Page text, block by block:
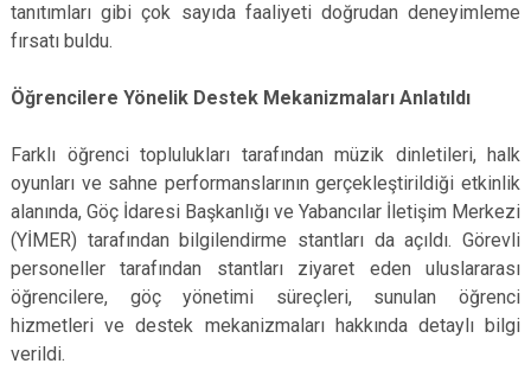
tanıtımları gibi çok sayıda faaliyeti doğrudan deneyimleme
fırsatı buldu.
Öğrencilere Yönelik Destek Mekanizmaları Anlatıldı
Farklı öğrenci toplulukları tarafından müzik dinletileri, halk
oyunları ve sahne performanslarının gerçekleştirildiği etkinlik
alanında, Göç İdaresi Başkanlığı ve Yabancılar İletişim Merkezi
(YİMER) tarafından bilgilendirme stantları da açıldı. Görevli
personeller tarafından stantları ziyaret eden uluslararası
öğrencilere, göç yönetimi süreçleri, sunulan öğrenci
hizmetleri ve destek mekanizmaları hakkında detaylı bilgi
verildi.